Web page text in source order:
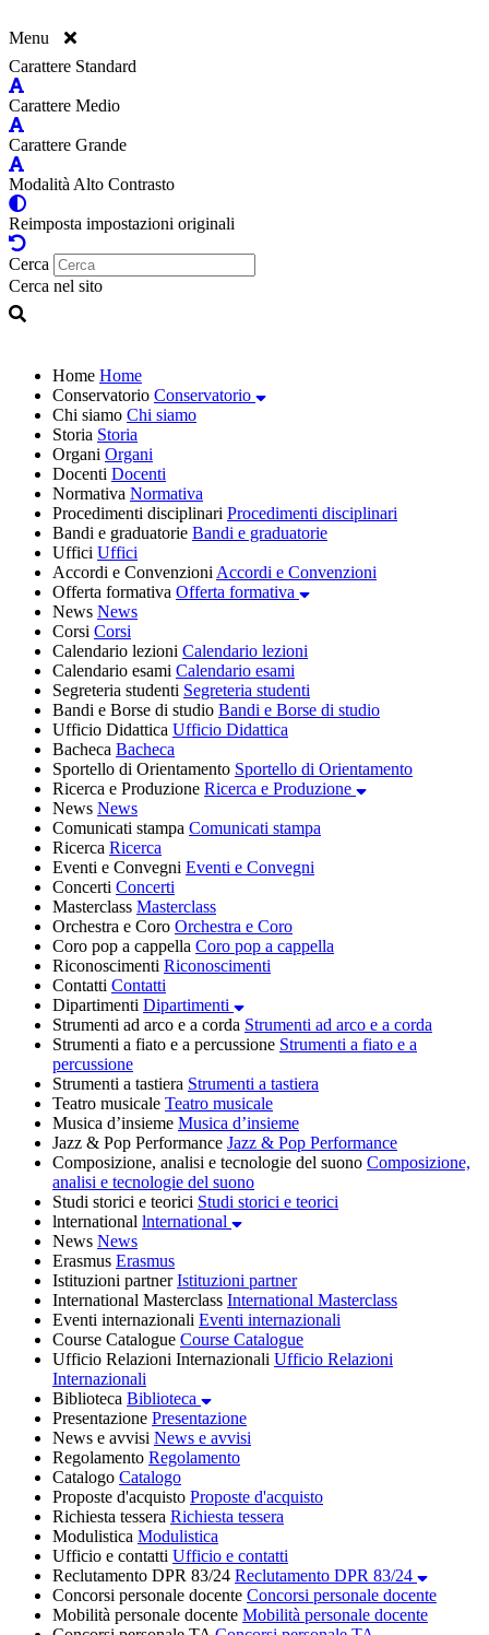
Menu
Carattere Standard
Carattere Medio
Carattere Grande
Modalità Alto Contrasto
Reimposta impostazioni originali
Cerca
Cerca nel sito
Home Home
Conservatorio Conservatorio
Chi siamo Chi siamo
Storia Storia
Organi Organi
Docenti Docenti
Normativa Normativa
Procedimenti disciplinari Procedimenti disciplinari
Bandi e graduatorie Bandi e graduatorie
Uffici Uffici
Accordi e Convenzioni Accordi e Convenzioni
Offerta formativa Offerta formativa
News News
Corsi Corsi
Calendario lezioni Calendario lezioni
Calendario esami Calendario esami
Segreteria studenti Segreteria studenti
Bandi e Borse di studio Bandi e Borse di studio
Ufficio Didattica Ufficio Didattica
Bacheca Bacheca
Sportello di Orientamento Sportello di Orientamento
Ricerca e Produzione Ricerca e Produzione
News News
Comunicati stampa Comunicati stampa
Ricerca Ricerca
Eventi e Convegni Eventi e Convegni
Concerti Concerti
Masterclass Masterclass
Orchestra e Coro Orchestra e Coro
Coro pop a cappella Coro pop a cappella
Riconoscimenti Riconoscimenti
Contatti Contatti
Dipartimenti Dipartimenti
Strumenti ad arco e a corda Strumenti ad arco e a corda
Strumenti a fiato e a percussione Strumenti a fiato e a
percussione
Strumenti a tastiera Strumenti a tastiera
Teatro musicale Teatro musicale
Musica d’insieme Musica d’insieme
Jazz & Pop Performance Jazz & Pop Performance
Composizione, analisi e tecnologie del suono Composizione,
analisi e tecnologie del suono
Studi storici e teorici Studi storici e teorici
lnternational lnternational
News News
Erasmus Erasmus
Istituzioni partner Istituzioni partner
International Masterclass International Masterclass
Eventi internazionali Eventi internazionali
Course Catalogue Course Catalogue
Ufficio Relazioni Internazionali Ufficio Relazioni
Internazionali
Biblioteca Biblioteca
Presentazione Presentazione
News e avvisi News e avvisi
Regolamento Regolamento
Catalogo Catalogo
Proposte d'acquisto Proposte d'acquisto
Richiesta tessera Richiesta tessera
Modulistica Modulistica
Ufficio e contatti Ufficio e contatti
Reclutamento DPR 83/24 Reclutamento DPR 83/24
Concorsi personale docente Concorsi personale docente
Mobilità personale docente Mobilità personale docente